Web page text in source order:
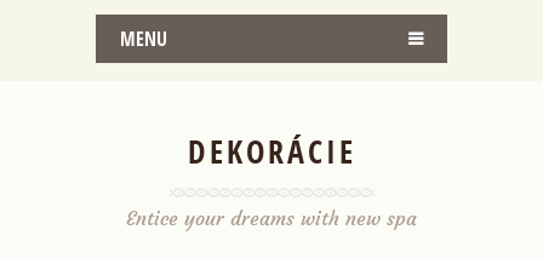
MENU
DEKORÁCIE
Entice your dreams with new spa